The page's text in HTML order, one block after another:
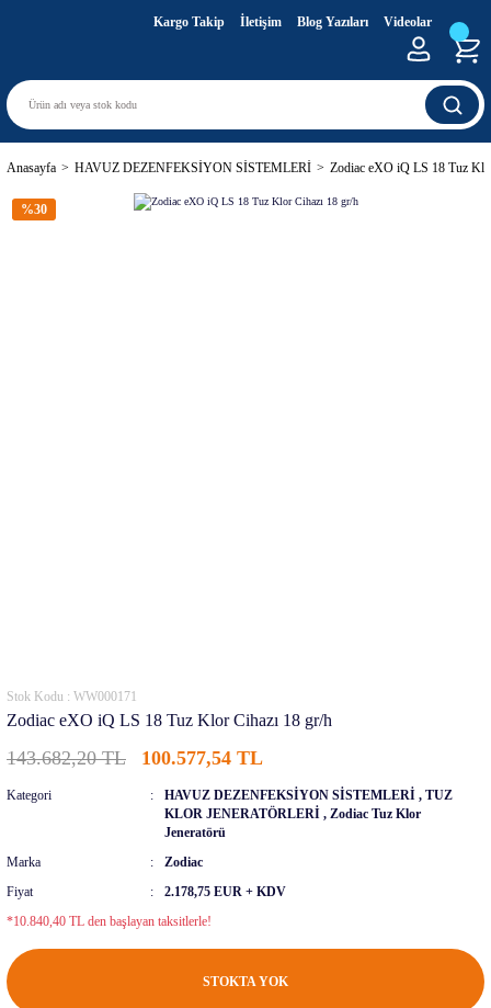
Kargo Takip İletişim Blog Yazıları Videolar
Anasayfa HAVUZ DEZENFEKSİYON SİSTEMLERİ Zodiac eXO iQ LS 18 Tuz
%30
Stok Kodu : WW000171
Zodiac eXO iQ LS 18 Tuz Klor Cihazı 18 gr/h
143.682,20 TL 100.577,54 TL
Kategori HAVUZ DEZENFEKSİYON SİSTEMLERİ , TUZ
KLOR JENERATÖRLERİ , Zodiac Tuz Klor
Jeneratörü
Marka
Zodiac
Fiyat
2.178,75 EUR + KDV
*10.840,40 TL den başlayan taksitlerle!
STOKTA YOK